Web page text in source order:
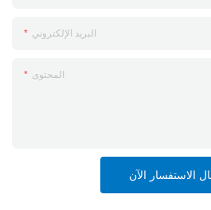
البريد الإلكتروني
المحتوى
الاستفسار الآن